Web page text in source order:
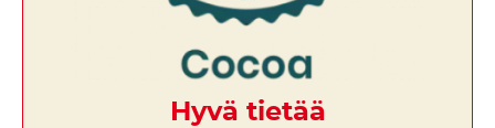
Hyvä tietää